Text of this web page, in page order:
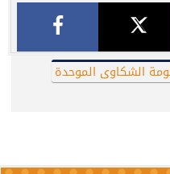
الشكاوى الموحدة